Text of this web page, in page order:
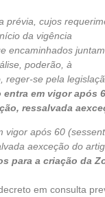
prévia, cujos
da vigência
encaminhados
poderão, à
reger-se pela
entra em vigor após
ressalvada
vigor após 60
aexceção do
para a criação da
em consulta